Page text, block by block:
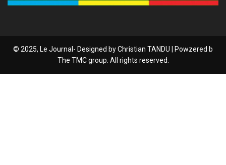
© 2025, Le Journal- Designed by Christian TANDU | Powzered b
The TMC group. All rights reserved.